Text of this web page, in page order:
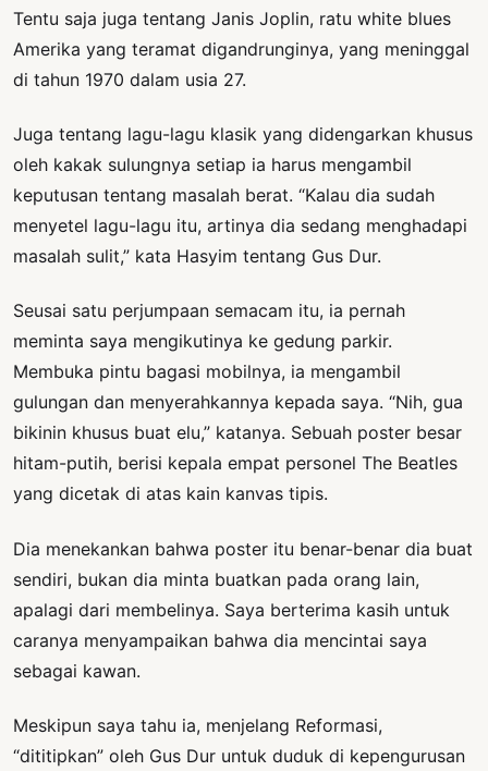
Tentu saja juga tentang Janis Joplin, ratu white blues
Amerika yang teramat digandrunginya, yang meninggal
di tahun 1970 dalam usia 27.
Juga tentang lagu-lagu klasik yang didengarkan khusus
oleh kakak sulungnya setiap ia harus mengambil
keputusan tentang masalah berat. “Kalau dia sudah
menyetel lagu-lagu itu, artinya dia sedang menghadapi
masalah sulit,” kata Hasyim tentang Gus Dur.
Seusai satu perjumpaan semacam itu, ia pernah
meminta saya mengikutinya ke gedung parkir.
Membuka pintu bagasi mobilnya, ia mengambil
gulungan dan menyerahkannya kepada saya. “Nih, gua
bikinin khusus buat elu,” katanya. Sebuah poster besar
hitam-putih, berisi kepala empat personel The Beatles
yang dicetak di atas kain kanvas tipis.
Dia menekankan bahwa poster itu benar-benar dia buat
sendiri, bukan dia minta buatkan pada orang lain,
apalagi dari membelinya. Saya berterima kasih untuk
caranya menyampaikan bahwa dia mencintai saya
sebagai kawan.
Meskipun saya tahu ia, menjelang Reformasi,
“dititipkan” oleh Gus Dur untuk duduk di kepengurusan